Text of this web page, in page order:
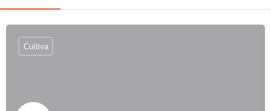
Cuítiva